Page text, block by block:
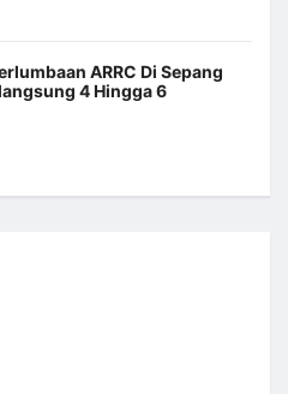
ARRC Di Sepang
4 Hingga 6